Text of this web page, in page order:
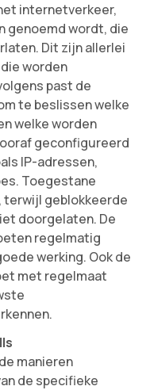
internetverkeer,
genoemd wordt, die
Dit zijn allerlei
worden
past de
te beslissen welke
welke worden
geconfigureerd
IP-adressen,
Toegestane
terwijl geblokkeerde
doorgelaten. De
regelmatig
werking. Ook de
met regelmaat
manieren
de specifieke